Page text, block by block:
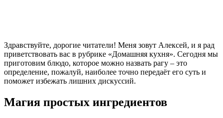
Здравствуйте, дорогие читатели! Меня зовут Алексей, и я рад
приветствовать вас в рубрике «Домашняя кухня». Сегодня мы
приготовим блюдо, которое можно назвать рагу – это
определение, пожалуй, наиболее точно передаёт его суть и
поможет избежать лишних дискуссий.
Магия простых ингредиентов